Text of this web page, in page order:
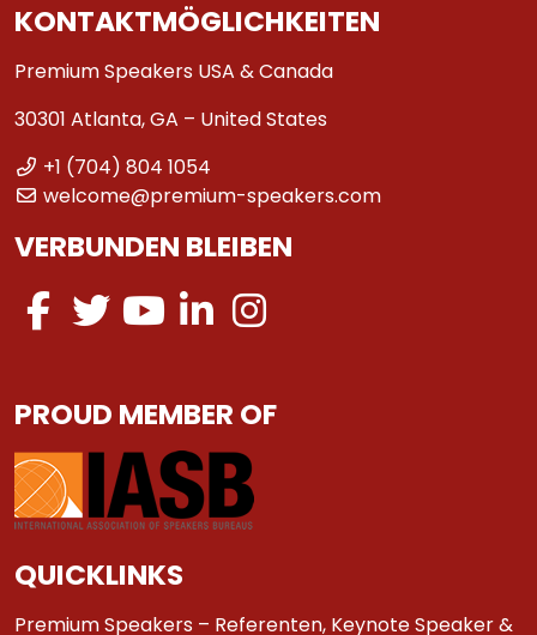
KONTAKTMÖGLICHKEITEN
Premium Speakers USA & Canada
30301 Atlanta, GA – United States
+1 (704) 804 1054
welcome@premium-speakers.com
VERBUNDEN BLEIBEN
PROUD MEMBER OF
QUICKLINKS
Premium Speakers – Referenten, Keynote Speaker &